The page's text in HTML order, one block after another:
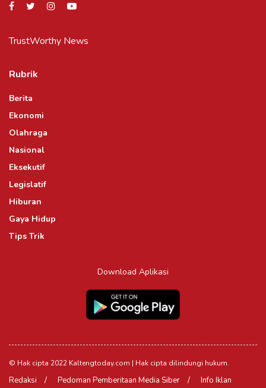
TrustWorthy News
Rubrik
Berita
Ekonomi
Olahraga
Nasional
Eksekutif
Legislatif
Hiburan
Gaya Hidup
Tips Trik
Download Aplikasi
© Hak cipta 2022 Kaltengtoday.com | Hak cipta dilindungi hukum.
Redaksi Pedoman Pemberitaan Media Siber Info Iklan